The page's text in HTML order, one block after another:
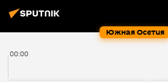
Южная Осетия
00:00